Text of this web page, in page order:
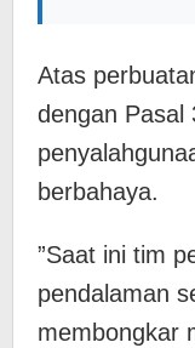
Atas
dengan Pasal
berbahaya.
​”Saat ini tim
pendalaman
membongkar